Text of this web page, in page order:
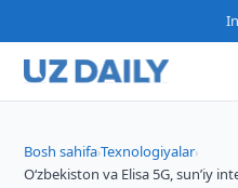
Bosh sahifa›Texnologiyalar›
Oʻzbekiston va Elisa 5G, sunʼiy